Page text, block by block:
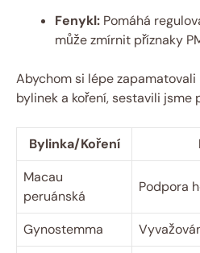
Fenykl: Pomáhá
může zmírnit příznaky
Abychom si lépe
bylinek a koření, sestavili jsme
Bylinka/Koření
Macau
peruánská
Podpora
Gynostemma